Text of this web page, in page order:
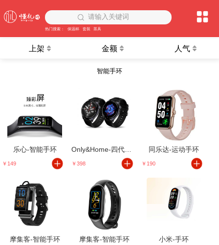
请输入关键词
热门搜索： 保温杯 套装 茶具
上架 金额 人气
智能手环
乐心-智能手环
￥149 ￥398
同乐达-运动手环
￥190
摩集客-智能手环 摩集客-智能手环 小米-手环